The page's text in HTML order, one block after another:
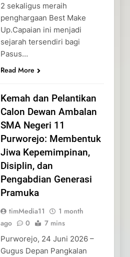
2 sekaligus meraih
penghargaan Best Make
Up.Capaian ini menjadi
sejarah tersendiri bagi
Pasus…
Read More
Kemah dan Pelantikan
Calon Dewan Ambalan
SMA Negeri 11
Purworejo: Membentuk
Jiwa Kepemimpinan,
Disiplin, dan
Pengabdian Generasi
Pramuka
timMedia11
1 month
ago
0 7 mins
Purworejo, 24 Juni 2026 –
Gugus Depan Pangkalan